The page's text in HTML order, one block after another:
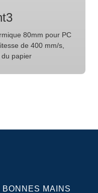
80mm pour PC
de 400 mm/s,
papier
MAINS